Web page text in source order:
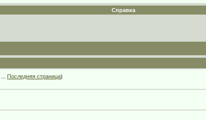
Справка
Последняя страница)